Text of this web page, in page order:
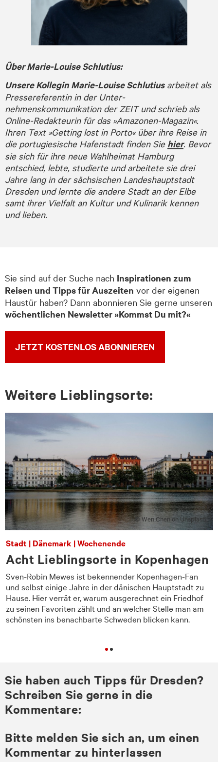
Über Marie-Louise Schlutius:
Unsere Kollegin Marie-Louise Schlutiusarbeitet als
Pressereferentin in der Unter­
nehmenskommunikation der ZEIT und schrieb als
Online-Redakteurin für das »Amazonen-Magazin«.
Ihren Text »Getting lost in Porto« über ihre Reise in
die portugiesische Hafenstadt finden Sie hier. Bevor
sie sich für ihre neue Wahlheimat Hamburg
entschied, lebte, studierte und arbeitete sie drei
Jahre lang in der sächs­ischen Landeshauptstadt
Dresden und lernte die andere Stadt an der Elbe
samt ihrer Vielfalt an Kultur und Kulinarik kennen
und lieben.
Sie sind auf der Suche nach Inspirationen zum
Reisen und Tipps für Auszeiten vor der eigenen
Haustür haben? Dann abonnieren Sie gerne unseren
wöchentlichen Newsletter »Kommst Du mit?«
JETZT KOSTENLOS ABONNIEREN
Wei­te­re Lieb­lings­or­te:
© Wen Chen on Unsplash
Stadt | Dänemark | Wochenende
Acht Lieblingsorte in Kopenhagen
Sven-Robin Mewes ist bekennender Kopenhagen-Fan
und selbst einige Jahre in der dänischen Hauptstadt zu
Hause. Hier verrät er, warum aus­gerechnet ein Friedhof
zu seinen Favoriten zählt und an welcher Stelle man am
schönsten ins benachbarte Schweden blicken kann.
Sie haben auch Tipps für Dresden?
Schreiben Sie gerne in die
Kommentare:
Bitte melden Sie sich an, um einen
Kommentar zu hinterlassen